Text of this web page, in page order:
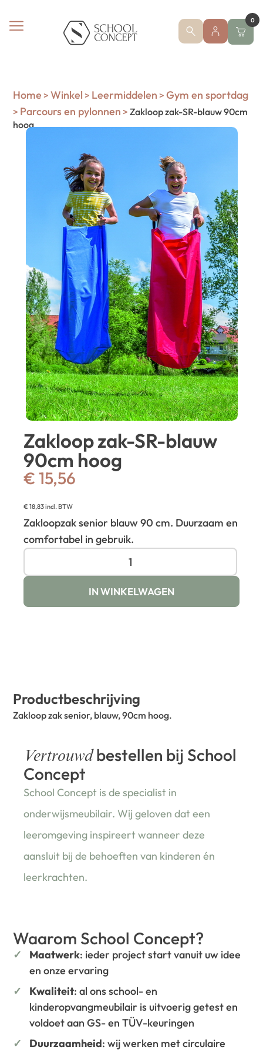
0
Home > Winkel > Leermiddelen > Gym en sportdag
> Parcours en pylonnen > Zakloop zak-SR-blauw 90cm
hoog
Zakloop zak-SR-blauw
90cm hoog
€ 15,56
€18,83incl. BTW
Zakloopzak senior blauw 90 cm. Duurzaam en
comfortabel in gebruik.
IN WINKELWAGEN
Productbeschrijving
Zakloop zak senior, blauw, 90cm hoog.
Vertrouwdbestellen bij School
Concept
School Concept is de specialist in
onderwijsmeubilair. Wij geloven dat een
leeromgeving inspireert wanneer deze
aansluit bij de behoeften van kinderen én
leerkrachten.
Waarom School Concept?
Maatwerk: ieder project start vanuit uw idee
en onze ervaring
Kwaliteit: al ons school- en
kinderopvangmeubilair is uitvoerig getest en
voldoet aan GS- en TÜV-keuringen
Duurzaamheid: wij werken met circulaire